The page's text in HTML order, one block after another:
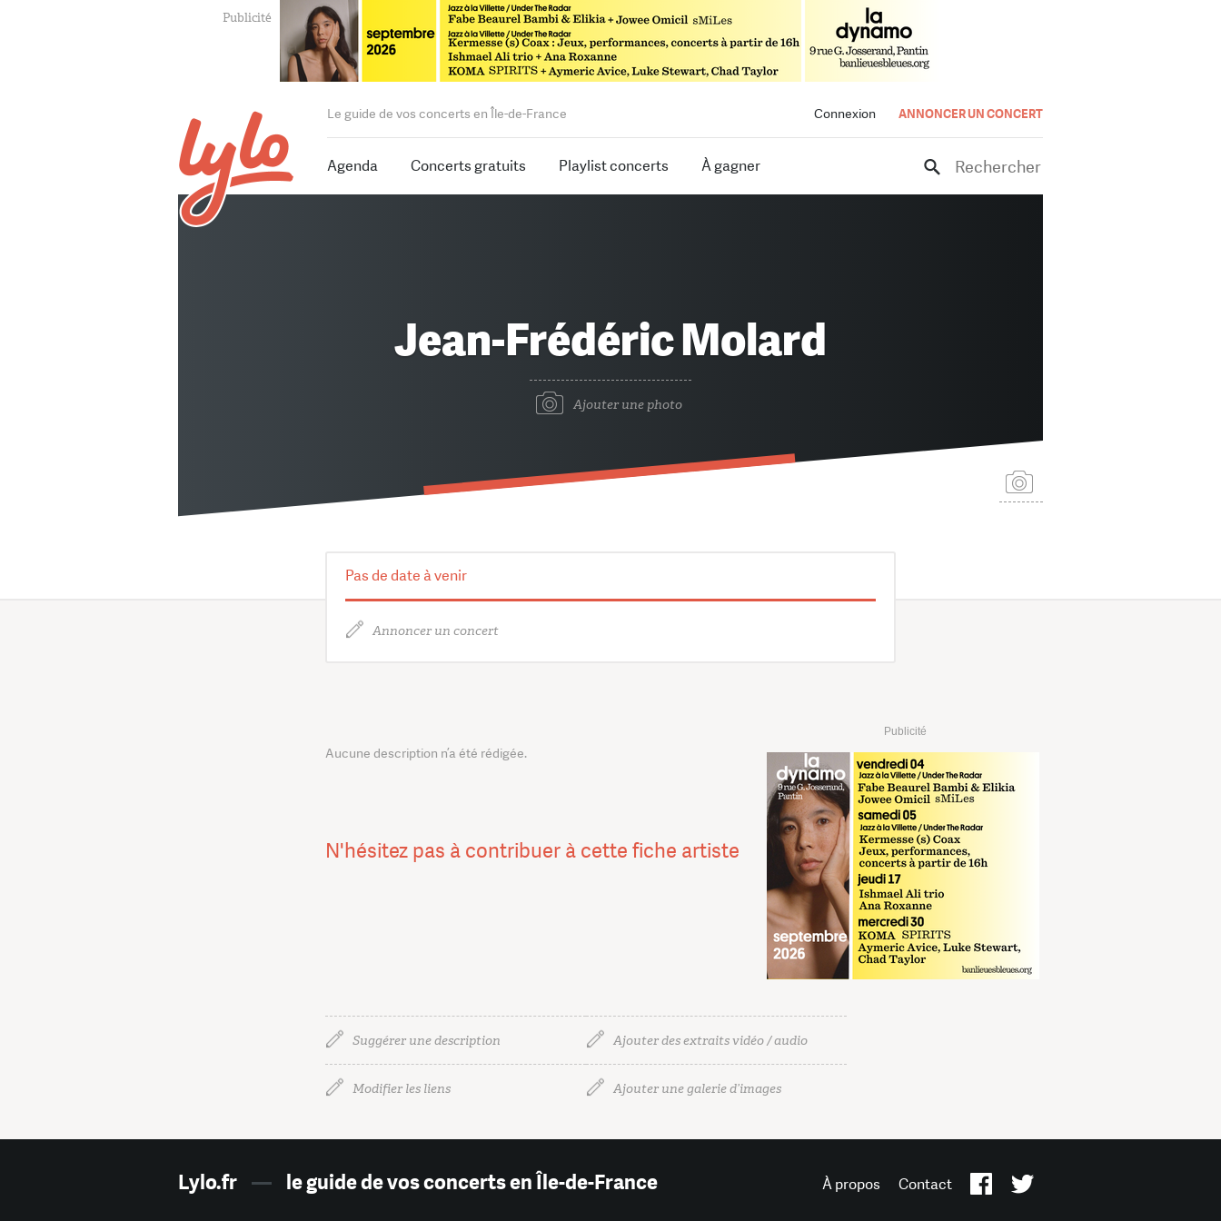
Connexion ANNONCER UN CONCERT
Le guide de vos concerts en Île-de-France
Agenda Concerts gratuits Playlist concerts À gagner Rechercher
Jean-Frédéric Molard
Ajouter une photo
Pas de date à venir
Annoncer un concert
Publicité
Aucune description n’a été rédigée.
N'hésitez pas à contribuer à cette fiche artiste
Suggérer une description Ajouter des extraits vidéo / audio
Modifier les liens Ajouter une galerie d’images
Lylo.fr — le guide de vos concerts en Île-de-France À propos Contact